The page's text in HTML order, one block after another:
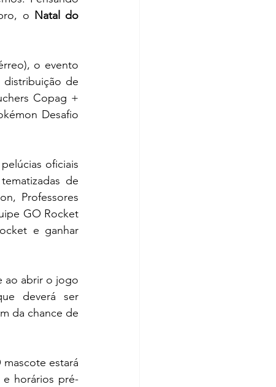
o Natal do
o evento
distribuição de
Copag +
Desafio
oficiais
Professores
GO Rocket
e ganhar
ao abrir o jogo
deverá ser
da chance de
estará
horários pré-